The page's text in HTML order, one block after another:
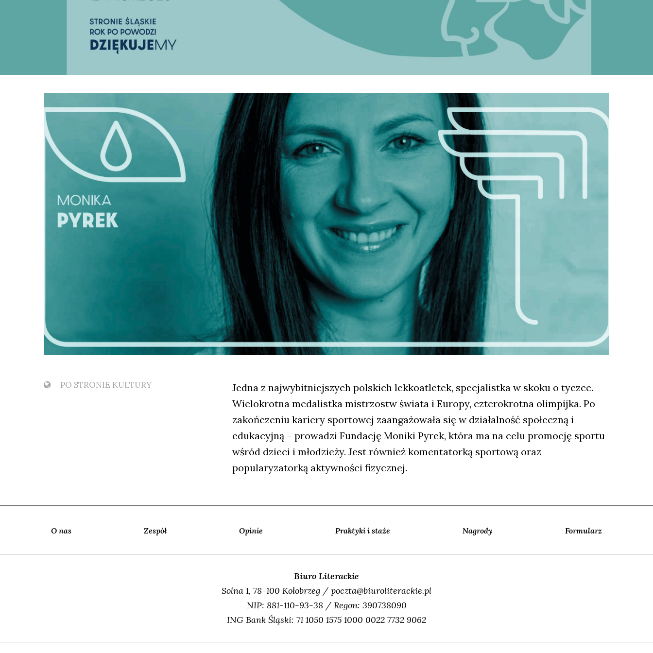
PO STRONIE KULTURY
Jedna z najwybitniejszych polskich lekkoatletek, specjalistka w skoku o tyczce.
Wielokrotna medalistka mistrzostw świata i Europy, czterokrotna olimpijka. Po
zakończeniu kariery sportowej zaangażowała się w działalność społeczną i
edukacyjną – prowadzi Fundację Moniki Pyrek, która ma na celu promocję sportu
wśród dzieci i młodzieży. Jest również komentatorką sportową oraz
popularyzatorką aktywności fizycznej.
O nas Zespół Opinie Praktyki i staże Nagrody Formularz
Biuro Literackie
Solna 1, 78-100 Kołobrzeg / poczta@biuroliterackie.pl
NIP: 881-110-93-38 / Regon: 390738090
ING Bank Śląski: 71 1050 1575 1000 0022 7732 9062